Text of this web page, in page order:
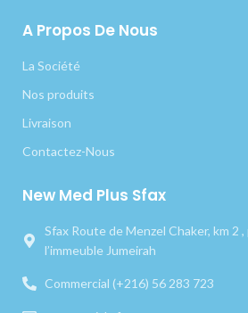
A Propos De Nous
La Société
Nos produits
Livraison
Contactez-Nous
New Med Plus Sfax
Sfax Route de Menzel Chaker, km 2 ,
l’immeuble Jumeirah
Commercial (+216) 56 283 723